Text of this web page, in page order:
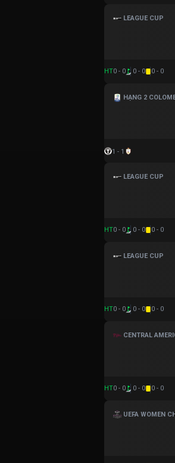
LEAGUE CUP
HT0 - 0 0 - 0 0 - 0
HẠNG 2
1 - 1
LEAGUE CUP
HT0 - 0 0 - 0 0 - 0
LEAGUE CUP
HT0 - 0 0 - 0 0 - 0
CENTRAL
HT0 - 0 0 - 0 0 - 0
UEFA WOMEN